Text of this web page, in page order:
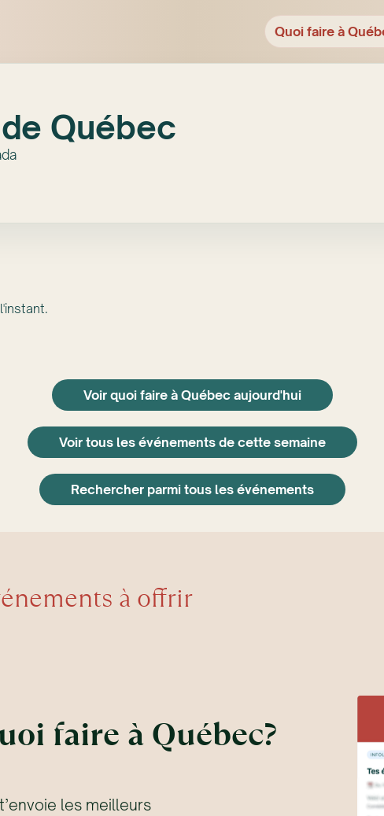
Quoi faire à
Québec
Voir quoi faire à Québec aujourd'hui
Voir tous les événements de cette semaine
Rechercher parmi tous les événements
à offrir
faire à Québec?
les meilleurs